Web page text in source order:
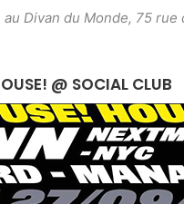
Divan du Monde, 75
@ SOCIAL CLUB